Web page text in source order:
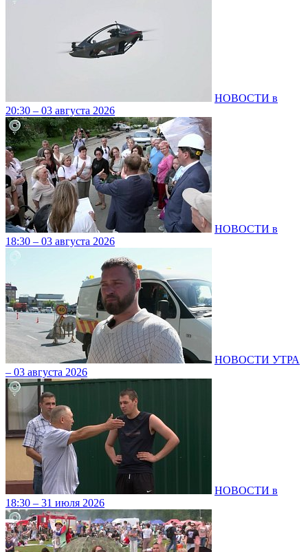
НОВОСТИ в
20:30 – 03 августа 2026
НОВОСТИ в
18:30 – 03 августа 2026
НОВОСТИ УТРА
– 03 августа 2026
НОВОСТИ в
18:30 – 31 июля 2026